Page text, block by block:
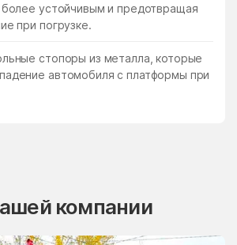
более устойчивым и предотвращая
при погрузке.
стопоры из металла, которые
автомобиля с платформы при
компании